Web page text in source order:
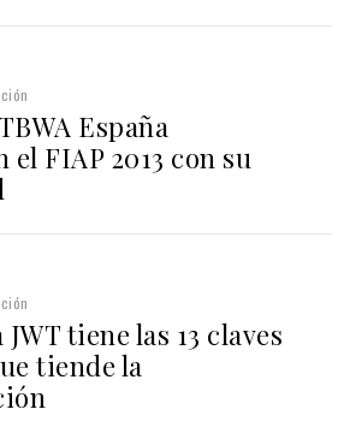
España
FIAP 2013 con su
tiene las 13 claves
tiende la